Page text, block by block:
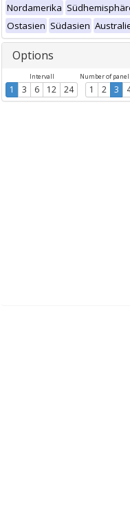
Nordamerika
Ostasien Südasien
Options
Intervall
1 3 6 12 24
Number of
1 2 3